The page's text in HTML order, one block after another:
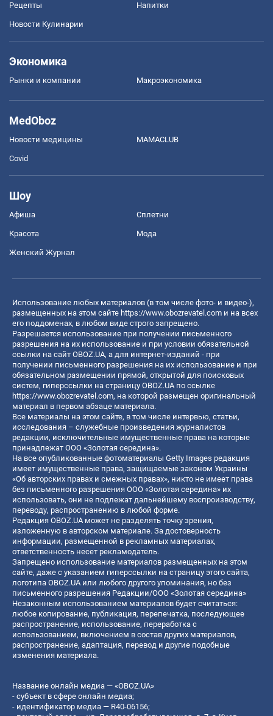
Рецепты Напитки
Новости Кулинарии
Экономика
Рынки и компании Mакроэкономика
MedOboz
Новости медицины MAMACLUB
Covid
Шоу
Афиша Сплетни
Красота Мода
Женский Журнал
Использование любых материалов (в том числе фото- и видео-),
размещенных на этом сайте https://www.obozrevatel.com и на всех
его поддоменах, в любом виде строго запрещено.
Разрешается использование при получении письменного
разрешения на их использование и при условии обязательной
ссылки на сайт OBOZ.UA, а для интернет-изданий - при
получении письменного разрешения на их использование и при
обязательном размещении прямой, открытой для поисковых
систем, гиперссылки на страницу OBOZ.UA по ссылке
https://www.obozrevatel.com, на которой размещен оригинальный
материал в первом абзаце материала.
Все материалы на этом сайте, в том числе интервью, статьи,
исследования – служебные произведения журналистов
редакции, исключительные имущественные права на которые
принадлежат ООО «Золотая середина».
На все опубликованные фотоматериалы Getty Images редакция
имеет имущественные права, защищаемые законом Украины
«Об авторских правах и смежных правах», никто не имеет права
без письменного разрешения ООО «Золотая середина» их
использовать, они не подлежат дальнейшему воспроизводству,
переводу, распространению в любой форме.
Редакция OBOZ.UA может не разделять точку зрения,
изложенную в авторском материале. За достоверность
информации, размещенной в рекламных материалах,
ответственность несет рекламодатель.
Запрещено использование материалов размещенных на этом
сайте, даже с указанием гиперссылки на страницу этого сайта,
логотипа OBOZ.UA или любого другого упоминания, но без
письменного разрешения Редакции/ООО «Золотая середина»
Незаконным использованием материалов будет считаться:
любое копирование, публикация, перепечатка, последующее
распространение, использование, переработка с
использованием, включением в состав других материалов,
распространение, адаптация, перевод и другие подобные
изменения материала.
Название онлайн медиа — «OBOZ.UA»
- субъект в сфере онлайн медиа;
- идентификатор медиа — R40-06156;